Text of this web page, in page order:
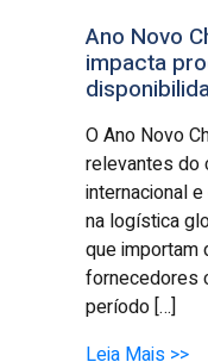
Ano Novo
impacta
O Ano Novo
relevantes do
internacional
na logística
que importam
fornecedores
período […]
Leia Mais >>